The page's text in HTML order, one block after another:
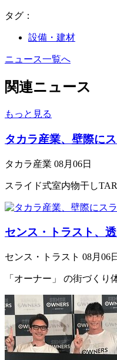
タグ：
設備・建材
ニュース一覧へ
関連ニュース
もっと見る
タカラ産業、壁際に
タカラ産業 08月06日
スライド式室内物干し
センス・トラスト、
センス・トラスト 08月06日
「オーナー」 の街づく